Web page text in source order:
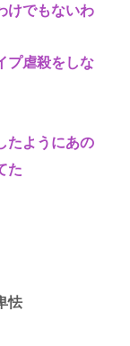
けでもないわ
プ虐殺をしな
たようにあの
た
怯